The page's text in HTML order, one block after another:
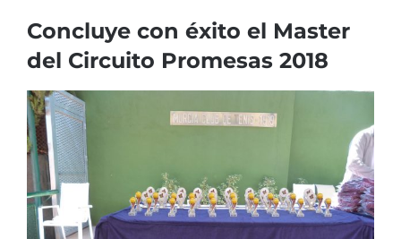
Concluye con éxito el Master
del Circuito Promesas 2018
Ver
imagen
más
grande